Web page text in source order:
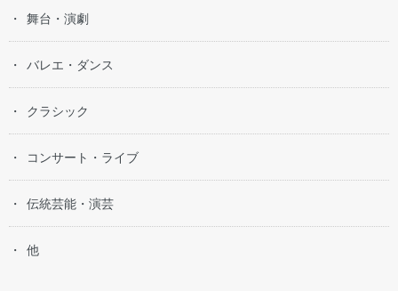
舞台・演劇
バレエ・ダンス
クラシック
コンサート・ライブ
伝統芸能・演芸
他